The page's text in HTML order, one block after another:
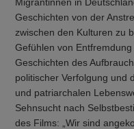
Migrantinnen in
Geschichten von der
zwischen den Kulturen zu
Gefühlen von
Geschichten des
politischer Verfolgung und
und patriarchalen
Sehnsucht nach
des Films: „Wir sind